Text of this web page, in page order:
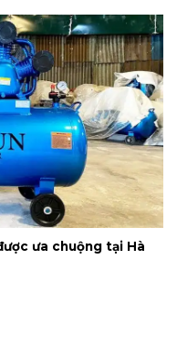
ưa chuộng tại Hà